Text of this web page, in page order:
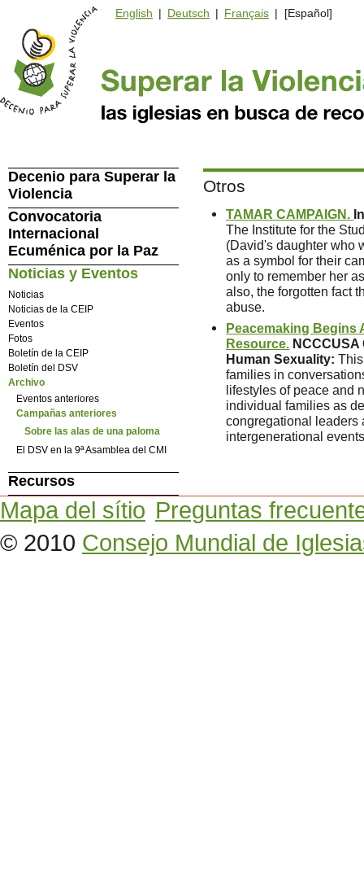
English | Deutsch | Français | [Español]
Otros
TAMAR CAMPAIGN.
The Institute for the
(David's daughter who
as a symbol for their
only to remember her
also, the forgotten fact
abuse.
Peacemaking Begins
Resource.
Human Sexuality:
families in
lifestyles of peace and
individual families as
congregational leaders
intergenerational
Decenio para Superar la
Violencia
Convocatoria
Internacional
Ecuménica por la Paz
Noticias y Eventos
Noticias
Noticias de la CEIP
Eventos
Fotos
Boletín de la CEIP
Boletín del DSV
Archivo
Eventos anteriores
Campañas anteriores
Sobre las alas de una paloma
El DSV en la 9ª Asamblea del CMI
Recursos
Mapa del sítio Preguntas
© 2010 Consejo Mundial de